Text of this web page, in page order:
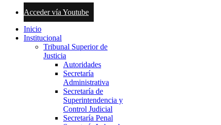
Acceder vía Youtube
Inicio
Institucional
Tribunal Superior de
Justicia
Autoridades
Secretaría
Administrativa
Secretaría de
Superintendencia y
Control Judicial
Secretaría Penal